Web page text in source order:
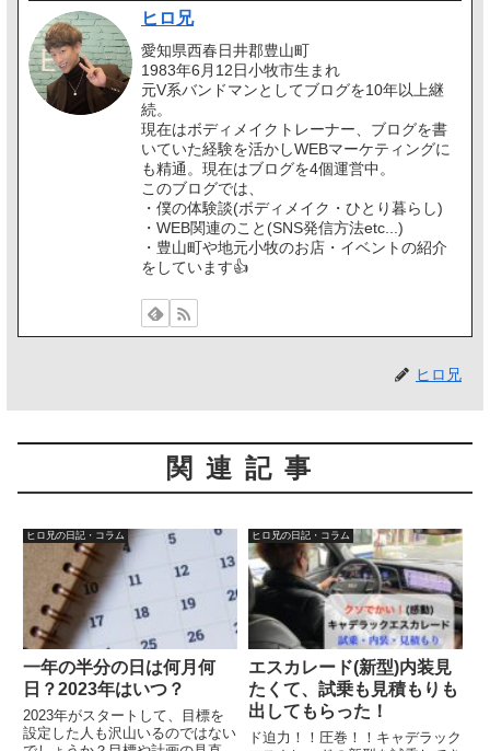
ヒロ兄
愛知県西春日井郡豊山町
1983年6月12日小牧市生まれ
元V系バンドマンとしてブログを10年以上継
続。
現在はボディメイクトレーナー、ブログを書
いていた経験を活かしWEBマーケティングに
も精通。現在はブログを4個運営中。
このブログでは、
・僕の体験談(ボディメイク・ひとり暮らし)
・WEB関連のこと(SNS発信方法etc...)
・豊山町や地元小牧のお店・イベントの紹介
をしています👍️
ヒロ兄
関連記事
ヒロ兄の日記・コラム
一年の半分の日は何月何
日？2023年はいつ？
2023年がスタートして、目標を
設定した人も沢山いるのではない
ヒロ兄の日記・コラム
エスカレード(新型)内装見
たくて、試乗も見積もりも
出してもらった！
ド迫力！！圧巻！！キャデラック